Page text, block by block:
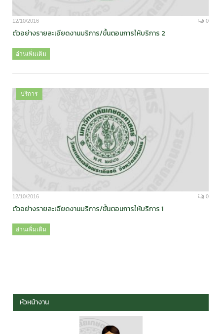
12/10/2016 0
ตัวอย่างรายละเอียดงานบริการ/ขั้นตอนการให้บริการ 2
อ่านเพิ่มเติม
บริการ
12/10/2016 0
ตัวอย่างรายละเอียดงานบริการ/ขั้นตอนการให้บริการ 1
อ่านเพิ่มเติม
หัวหน้างาน